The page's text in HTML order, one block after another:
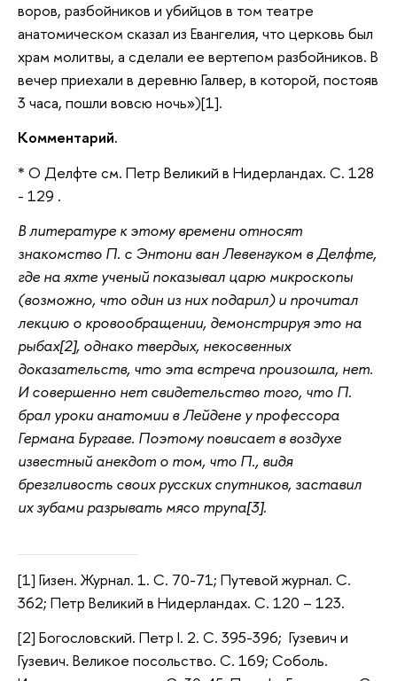
воров, разбойников и убийцов в том театре
анатомическом сказал из Евангелия, что церковь был
храм молитвы, а сделали ее вертепом разбойников. В
вечер приехали в деревню Галвер, в которой, постояв
3 часа, пошли вовсю ночь»)[1].
Комментарий.
* О Делфте см. Петр Великий в Нидерландах. С. 128
- 129 .
В литературе к этому времени относят
знакомство П. с Энтони ван Левенгуком в Делфте,
где на яхте ученый показывал царю микроскопы
(возможно, что один из них подарил) и прочитал
лекцию о кровообращении, демонстрируя это на
рыбах[2], однако твердых, некосвенных
доказательств, что эта встреча произошла, нет.
И совершенно нет свидетельство того, что П.
брал уроки анатомии в Лейдене у профессора
Германа Бургаве. Поэтому повисает в воздухе
известный анекдот о том, что П., видя
брезгливость своих русских спутников, заставил
их зубами разрывать мясо трупа[3].
[1] Гизен. Журнал. 1. С. 70-71; Путевой журнал. С.
362; Петр Великий в Нидерландах. С. 120 – 123.
[2] Богословский. Петр I. 2. С. 395-396; Гузевич и
Гузевич. Великое посольство. С. 169; Соболь.